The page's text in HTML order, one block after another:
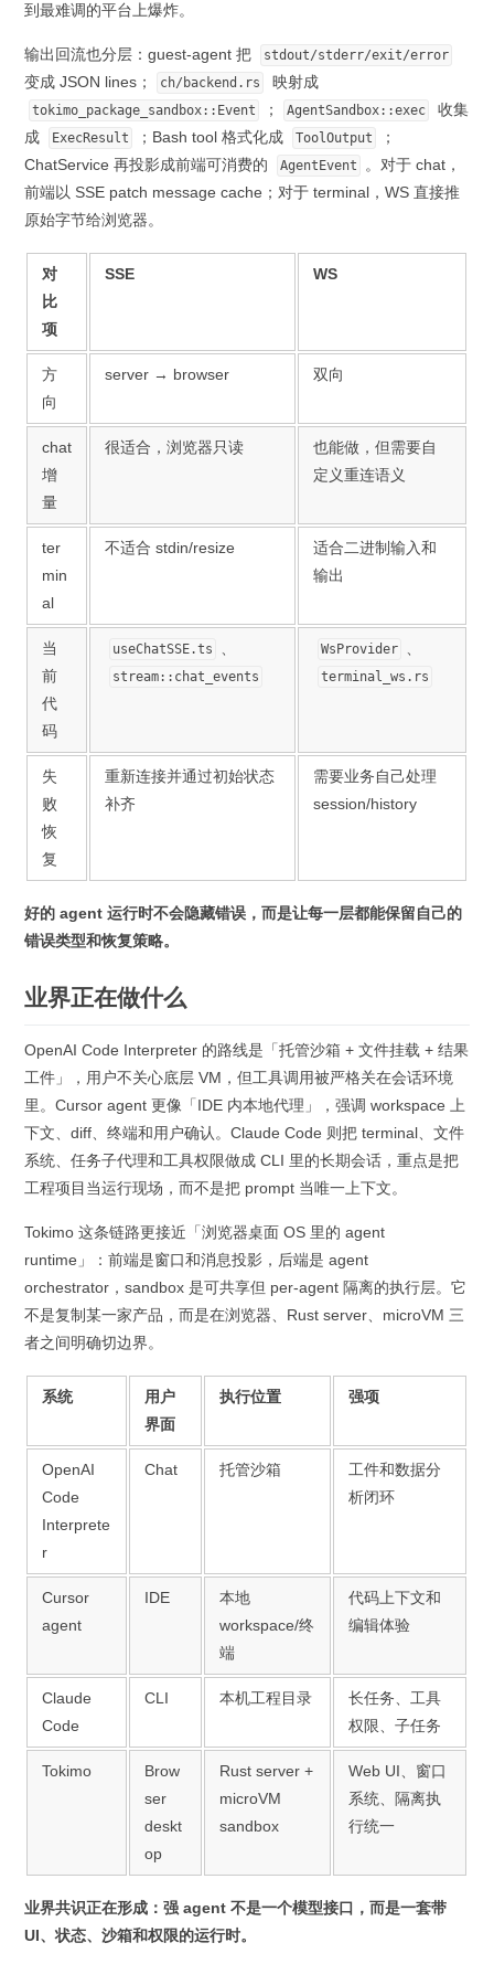
到最难调的平台上爆炸。
输出回流也分层：guest-agent 把 stdout/stderr/exit/error
变成 JSON lines； ch/backend.rs 映射成
tokimo_package_sandbox::Event ； AgentSandbox::exec
收集
成
ExecResult ；Bash tool 格式化成 ToolOutput
；
ChatService 再投影成前端可消费的
AgentEvent
。对于 chat，
前端以 SSE patch message cache；对于 terminal，WS 直接推
原始字节给浏览器。
对
比
项
SSE WS
方
向
server → browser 双向
chat
增
量
很适合，浏览器只读
也能做，但需要自
定义重连语义
ter
min
al
不适合 stdin/resize
适合二进制输入和
输出
当
前
代
码
useChatSSE.ts
stream::chat_events
WsProvider
terminal_ws.rs
失
败
恢
复
重新连接并通过初始状态
补齐
需要业务自己处理
session/history
好的 agent 运行时不会隐藏错误，而是让每一层都能保留自己的
错误类型和恢复策略。
业界正在做什么
OpenAI Code Interpreter 的路线是「托管沙箱 + 文件挂载 + 结果
工件」，用户不关心底层 VM，但工具调用被严格关在会话环境
里。Cursor agent 更像「IDE 内本地代理」，强调 workspace 上
下文、diff、终端和用户确认。Claude Code 则把 terminal、文件
系统、任务子代理和工具权限做成 CLI 里的长期会话，重点是把
工程项目当运行现场，而不是把 prompt 当唯一上下文。
Tokimo 这条链路更接近「浏览器桌面 OS 里的 agent
runtime」：前端是窗口和消息投影，后端是 agent
orchestrator，sandbox 是可共享但 per-agent 隔离的执行层。它
不是复制某一家产品，而是在浏览器、Rust server、microVM 三
者之间明确切边界。
系统
用户
界面
执行位置 强项
OpenAI
Code
Interprete
r
Chat 托管沙箱
工件和数据分
析闭环
Cursor
agent
IDE
本地
workspace/终
端
代码上下文和
编辑体验
Claude
Code
CLI 本机工程目录
长任务、工具
权限、子任务
Tokimo
Brow
ser
deskt
op
Rust server +
microVM
sandbox
Web UI、窗口
系统、隔离执
行统一
业界共识正在形成：强 agent 不是一个模型接口，而是一套带
UI、状态、沙箱和权限的运行时。